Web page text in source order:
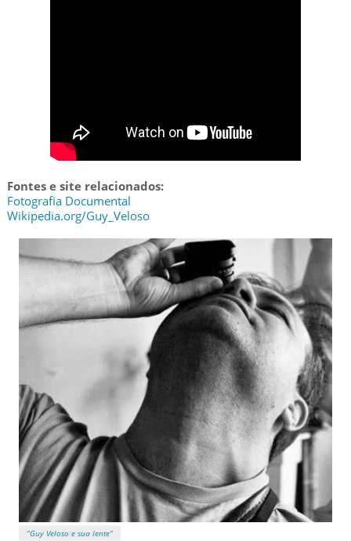
Fontes e site relacionados:
Fotografia Documental
Wikipedia.org/Guy_Veloso
“Guy Veloso e sua lente”